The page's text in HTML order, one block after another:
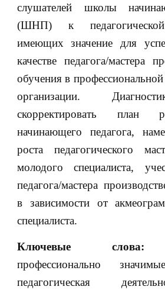
слушателей школы
(ШНП) к педагогической
имеющих значение для
качестве педагога/мастера
обучения в
организации.
скорректировать план
начинающего педагога,
роста педагогического
молодого специалиста,
педагога/мастера
в зависимости от
специалиста.
Ключевые
профессионально
педагогическая